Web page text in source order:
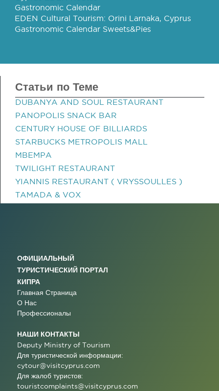
Gastronomic Calendar
EDEN Cultural Tourism: Orini Larnaka, Cyprus
Gastronomic Calendar Sweets&Pies
Статьи по Теме
DUBANYA AND SOUL RESTAURANT
PANOPOLIS SNACK BAR
CENTURY HOUSE OF BILLIARDS
STARBUCKS METROPOLIS MALL
MBEMPA
TWILIGHT RESTAURANT
YIANNIS RESTAURANT ( VRYSSOULLES )
TAMADA & VOX
ОФИЦИАЛЬНЫЙ
ТУРИСТИЧЕСКИЙ ПОРТАЛ
КИПРА
Главная Страница
О Нас
Профессионалы
НАШИ КОНТАКТЫ
Deputy Ministry of Tourism
Для туристической информации:
cytour@visitcyprus.com
Для жалоб туристов:
touristcomplaints@visitcyprus.com